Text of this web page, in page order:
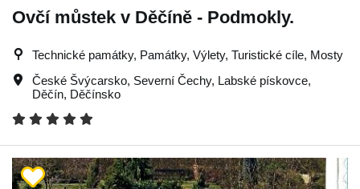
Ovčí můstek v Děčíně - Podmokly.
Technické památky, Památky, Výlety, Turistické cíle, Mosty
České Švýcarsko, Severní Čechy, Labské pískovce,
Děčín, Děčínsko